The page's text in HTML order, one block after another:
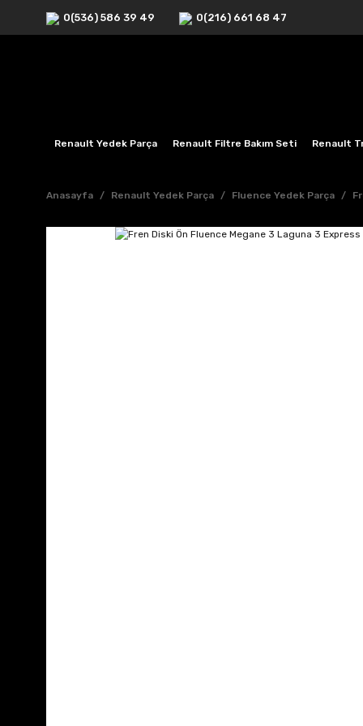
0(536) 586 39 49 0(216) 661 68 47
Renault Yedek Parça Renault Filtre Bakım Seti Renault
Anasayfa Renault Yedek Parça Fluence Yedek Parça